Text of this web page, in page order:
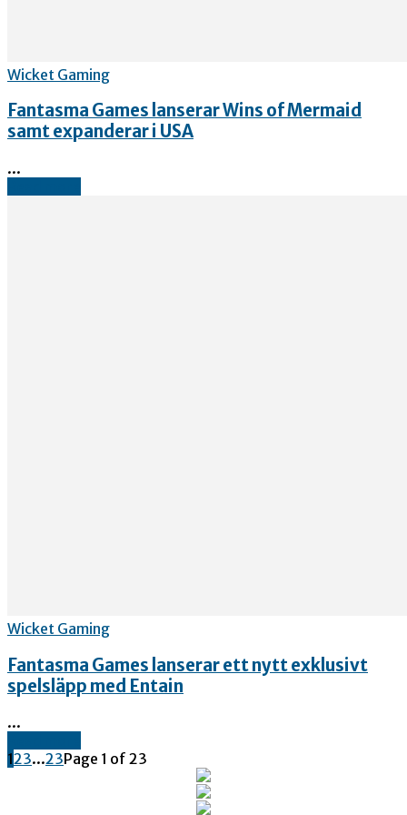
Wicket Gaming
Fantasma Games lanserar Wins of Mermaid
samt expanderar i USA
...
Wicket Gaming
Fantasma Games lanserar ett nytt exklusivt
spelsläpp med Entain
...
123...23Page 1 of 23